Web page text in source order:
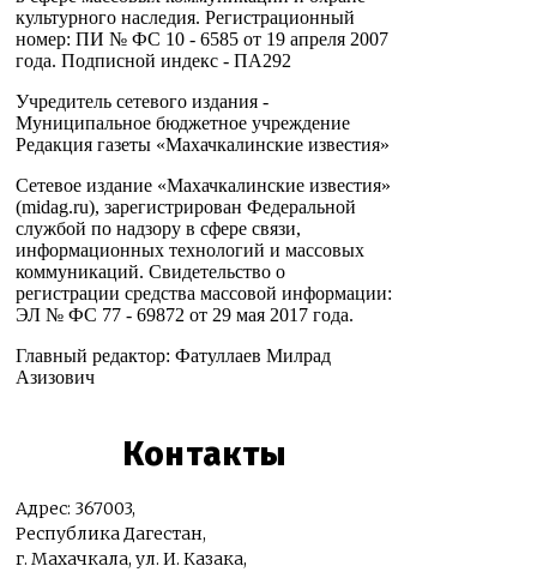
культурного наследия. Регистрационный
номер: ПИ № ФС 10 - 6585 от 19 апреля 2007
года. Подписной индекс - ПА292
Учредитель сетевого издания -
Муниципальное бюджетное учреждение
Редакция газеты «Махачкалинские известия»
Сетевое издание «Махачкалинские известия»
(midag.ru), зарегистрирован Федеральной
службой по надзору в сфере связи,
информационных технологий и массовых
коммуникаций. Свидетельство о
регистрации средства массовой информации:
ЭЛ № ФС 77 - 69872 от 29 мая 2017 года.
Главный редактор: Фатуллаев Милрад
Азизович
Контакты
Адрес: 367003,
Республика Дагестан,
г. Махачкала, ул. И. Казака,